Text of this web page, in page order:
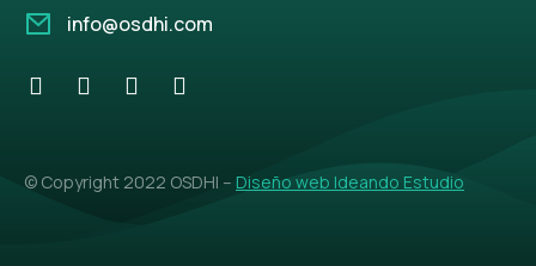
info@osdhi.com
© Copyright 2022 OSDHI – Diseño web Ideando Estudio